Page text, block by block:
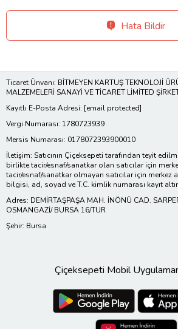
Hata Bildir
Ticaret Ünvanı: BİTMEYEN KARTUŞ TEKNOLOJİ
MALZEMELERİ SANAYİ VE TİCARET LİMİTED
Kayıtlı E-Posta Adresi: [email protected]
Vergi Numarası: 1780723939
Mersis Numarası: 0178072393900010
İletişim: Satıcının Çiçeksepeti tarafından teyit
birlikte tacir/esnaf/sanatkar olan satıcılar için
tacir/esnaf/sanatkar olmayan satıcılar için
bilgisi, ad, soyad ve T.C. kimlik numarası kayıt
Adres: DEMİRTAŞPAŞA MAH. İNÖNÜ CAD.
OSMANGAZİ/ BURSA 16/TUR
Şehir: Bursa
Çiçeksepeti Mobil